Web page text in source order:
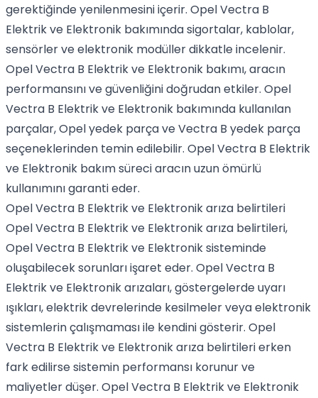
gerektiğinde yenilenmesini içerir. Opel Vectra B
Elektrik ve Elektronik bakımında sigortalar, kablolar,
sensörler ve elektronik modüller dikkatle incelenir.
Opel Vectra B Elektrik ve Elektronik bakımı, aracın
performansını ve güvenliğini doğrudan etkiler. Opel
Vectra B Elektrik ve Elektronik bakımında kullanılan
parçalar, Opel yedek parça ve Vectra B yedek parça
seçeneklerinden temin edilebilir. Opel Vectra B Elektrik
ve Elektronik bakım süreci aracın uzun ömürlü
kullanımını garanti eder.
Opel Vectra B Elektrik ve Elektronik arıza belirtileri
Opel Vectra B Elektrik ve Elektronik arıza belirtileri,
Opel Vectra B Elektrik ve Elektronik sisteminde
oluşabilecek sorunları işaret eder. Opel Vectra B
Elektrik ve Elektronik arızaları, göstergelerde uyarı
ışıkları, elektrik devrelerinde kesilmeler veya elektronik
sistemlerin çalışmaması ile kendini gösterir. Opel
Vectra B Elektrik ve Elektronik arıza belirtileri erken
fark edilirse sistemin performansı korunur ve
maliyetler düşer. Opel Vectra B Elektrik ve Elektronik